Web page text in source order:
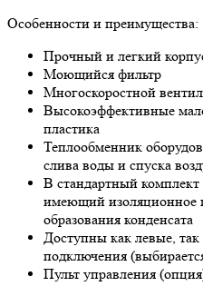
Особенности и преимущества:
Прочный и легкий
Моющийся фильтр
Многоскоростной
Высокоэффективные
пластика
Теплообменник
слива воды и спуска
В стандартный
имеющий изоляционное
образования конденсата
Доступны как левые,
подключения
Пульт управления